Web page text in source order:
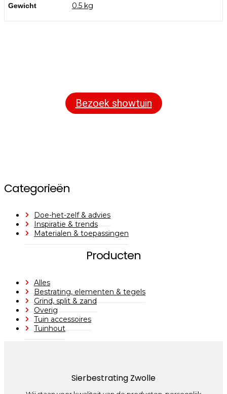
Gewicht 0.5 kg
Bezoek showtuin
Categorieën
Doe-het-zelf & advies
Inspiratie & trends
Materialen & toepassingen
Producten
Alles
Bestrating, elementen & tegels
Grind, split & zand
Overig
Tuin accessoires
Tuinhout
Sierbestrating Zwolle